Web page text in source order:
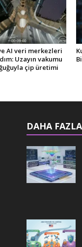
AI veri merkezleri
Uzayın vakumu
çip üretimi
DAHA